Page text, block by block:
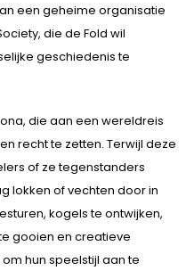
een geheime organisatie
die de Fold wil
geschiedenis te
die aan een wereldreis
recht te zetten. Terwijl deze
of ze tegenstanders
lokken of vechten door in
kogels te ontwijken,
gooien en creatieve
hun speelstijl aan te